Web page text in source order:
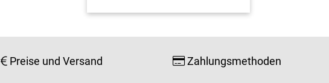
Preise und Versand Zahlungsmethoden